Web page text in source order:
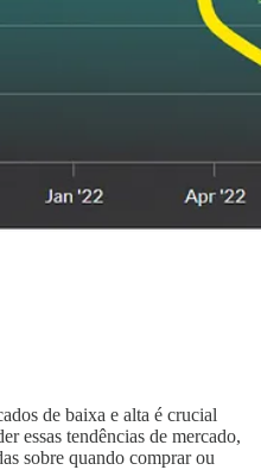
de baixa e alta é crucial
essas tendências de mercado,
sobre quando comprar ou